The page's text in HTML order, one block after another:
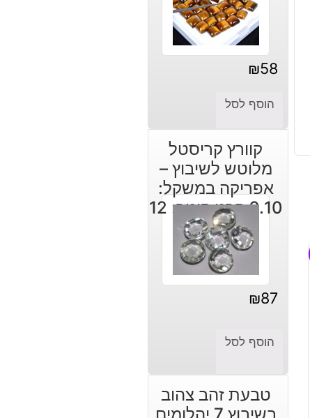
₪58
הוסף לסל
קוורץ קריסטל
מלוטש לשיבוץ –
אפריקה במשקל:
6.10 קרט קוטר: 12
מ"מ
₪87
הוסף לסל
טבעת זהב צהוב
בשיבוץ 7 יהלומים